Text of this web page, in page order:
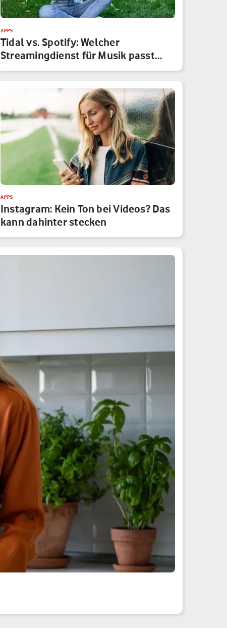
APPS
Tidal vs. Spotify: Welcher
Streamingdienst für Musik passt
besser…
APPS
Instagram: Kein Ton bei Videos? Das
kann dahinter stecken